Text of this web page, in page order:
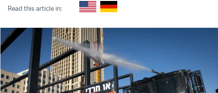
Read this article in: